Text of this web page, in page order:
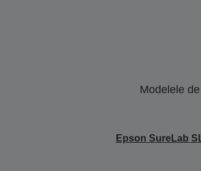
Modelele
Epson SureLab